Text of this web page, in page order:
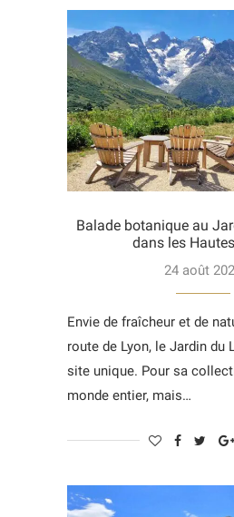
Balade botanique au
dans les
24 août
Envie de fraîcheur et de
route de Lyon, le Jardin du
site unique. Pour sa
monde entier, mais…